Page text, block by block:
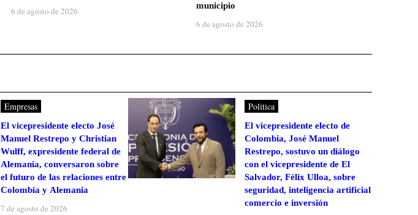
6 de agosto de 2026
municipio
6 de agosto de 2026
Empresas
El vicepresidente electo José
Manuel Restrepo y Christian
Wulff, expresidente federal de
Alemania, conversaron sobre
el futuro de las relaciones entre
Colombia y Alemania
7 de agosto de 2026
Politica
El vicepresidente electo de
Colombia, José Manuel
Restrepo, sostuvo un diálogo
con el vicepresidente de El
Salvador, Félix Ulloa, sobre
seguridad, inteligencia artificial
comercio e inversión